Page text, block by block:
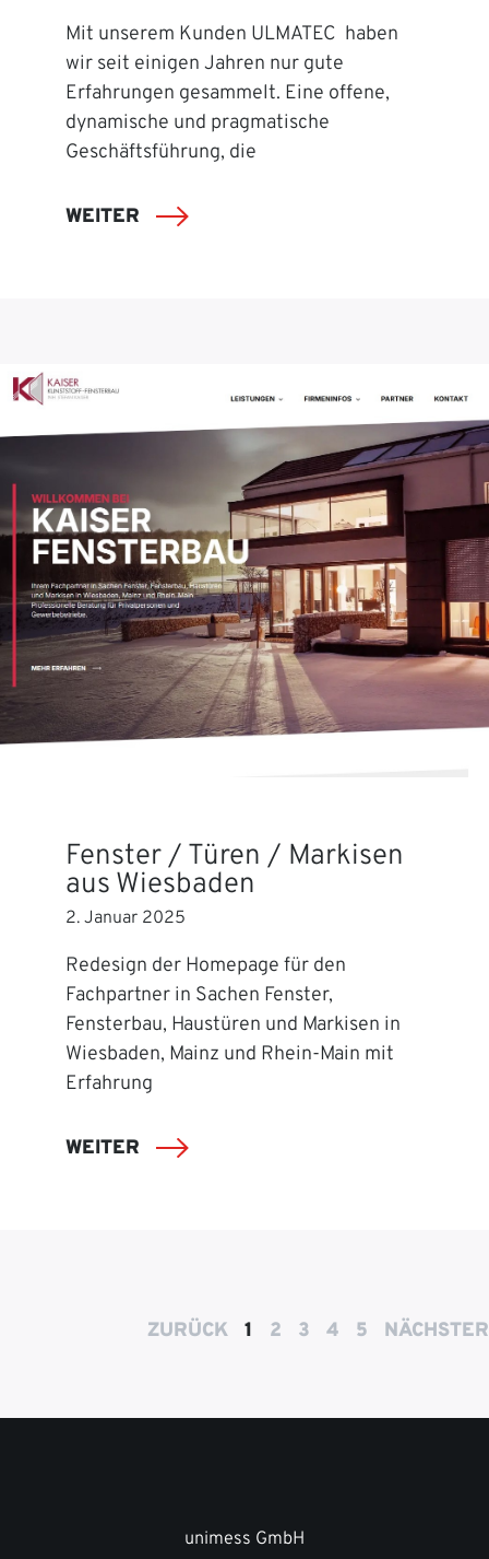
Mit unserem Kunden ULMATEC haben
wir seit einigen Jahren nur gute
Erfahrungen gesammelt. Eine offene,
dynamische und pragmatische
Geschäftsführung, die
WEITER
Fenster / Türen / Markisen
aus Wiesbaden
2. Januar 2025
Redesign der Homepage für den
Fachpartner in Sachen Fenster,
Fensterbau, Haustüren und Markisen in
Wiesbaden, Mainz und Rhein-Main mit
Erfahrung
WEITER
ZURÜCK 1 2 3 4 5 NÄCHSTER
unimess GmbH